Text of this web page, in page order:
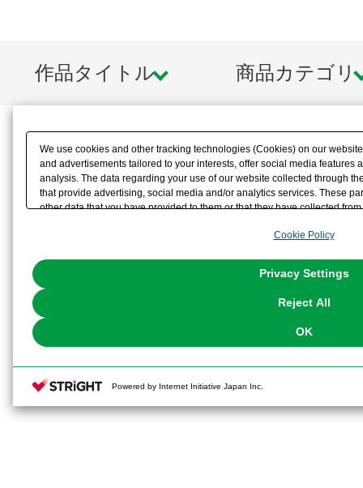
作品タイトル 商品カテゴリ
We use cookies and other tracking technologies (Cookies) on our
and advertisements tailored to your interests, offer social media features
analysis. The data regarding your use of our website collected through
that provide advertising, social media and/or analytics services. These
other data that you have provided to them or that they have collected
the use of all Cookies except for Strictly Necessary Cookies, please
You can change your consent or rejection settings at any time via
Cookie Policy
Privacy Settings
Reject All
OK
Powered by Internet Initiative Japan Inc.